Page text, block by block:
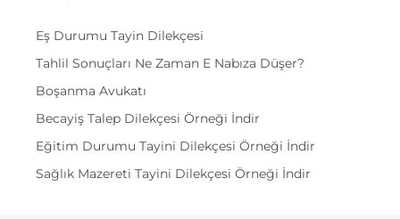
Eş Durumu Tayin Dilekçesi
Tahlil Sonuçları Ne Zaman E Nabıza Düşer?
Boşanma Avukatı
Becayiş Talep Dilekçesi Örneği İndir
Eğitim Durumu Tayini Dilekçesi Örneği İndir
Sağlık Mazereti Tayini Dilekçesi Örneği İndir